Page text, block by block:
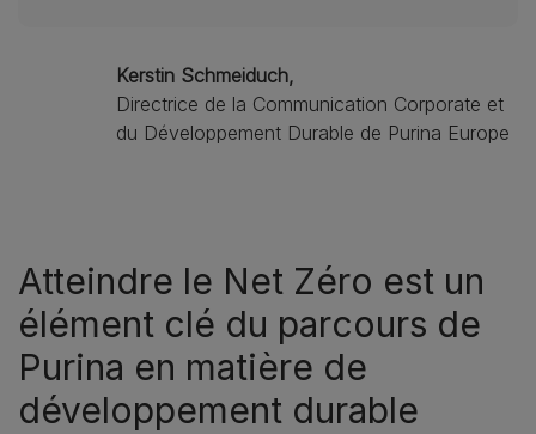
Kerstin Schmeiduch,
Directrice de la Communication Corporate et
du Développement Durable de Purina Europe
Atteindre le Net Zéro est un
élément clé du parcours de
Purina en matière de
développement durable